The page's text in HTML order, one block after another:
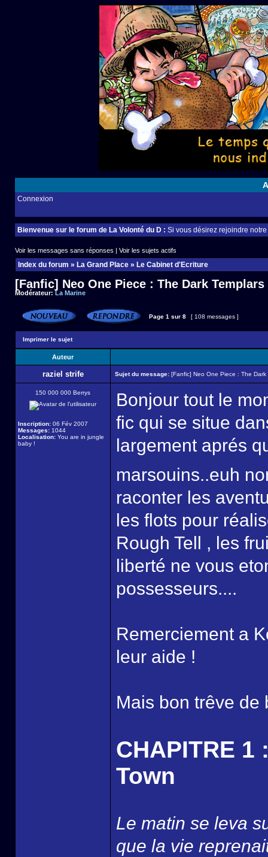
Connexion
Bienvenue sur le forum de La Volonté du D : Si vous désirez rejoindre
Voir les messages sans réponses | Voir les sujets actifs
Index du forum » La Grand Place » Le Cabinet d'Ecriture
[Fanfic] Neo One Piece : The Dark
Modérateur:La Marine
Page 1 sur 8 [ 108 messages ]
Imprimer le sujet
Auteur
raziel strife Sujet du message: [Fanfic] Neo One Piece : The Dark
150 000 000 Berrys
Inscription: 06 Fév 2007
Messages: 1044
Localisation: You are in jungle
baby !
Bonjour tout le
fic qui se situe
largement aprés
marsouins..euh
raconter les
les flots pour
Rough Tell , les
liberté ne vous
possesseurs....
Remerciement a
leur aide !
Mais bon trêve de
CHAPITRE
Town
Le matin se leva
que la vie